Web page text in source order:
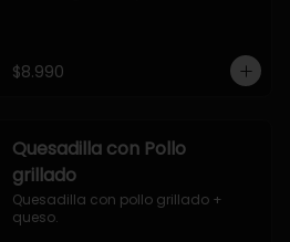
$8.990
Quesadilla con Pollo
grillado
Quesadilla con pollo grillado +
queso.